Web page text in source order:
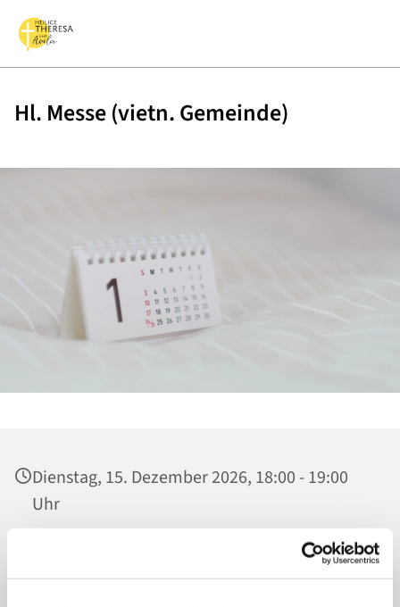
Hl. Messe (vietn. Gemeinde)
Dienstag, 15. Dezember 2026, 18:00 - 19:00
Uhr
Ss. Corpus Christi, Kirche, Conrad-Blenkle-
Str. 64, 10407 Berlin